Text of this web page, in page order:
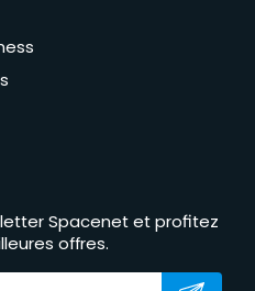
Spacenet et profitez
offres.